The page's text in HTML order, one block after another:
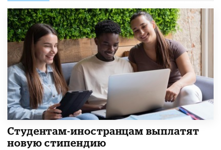
Студентам-иностранцам выплатят
новую стипендию